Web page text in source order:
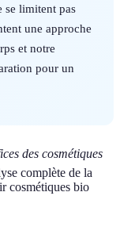
se limitent pas
une approche
et notre
pour un
des cosmétiques
complète de la
cosmétiques bio